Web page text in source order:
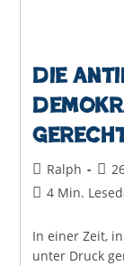
Die
Beitrags-
Autor:
Ralph
Lesedauer:
4 Min.
In einer Zeit,
unter Druck